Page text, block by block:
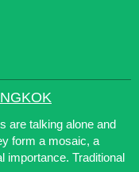
are talking alone and
form a mosaic, a
importance. Traditional